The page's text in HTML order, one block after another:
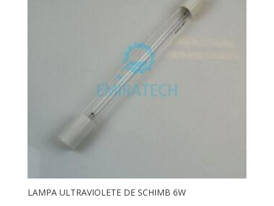
LAMPA ULTRAVIOLETE DE SCHIMB 6W